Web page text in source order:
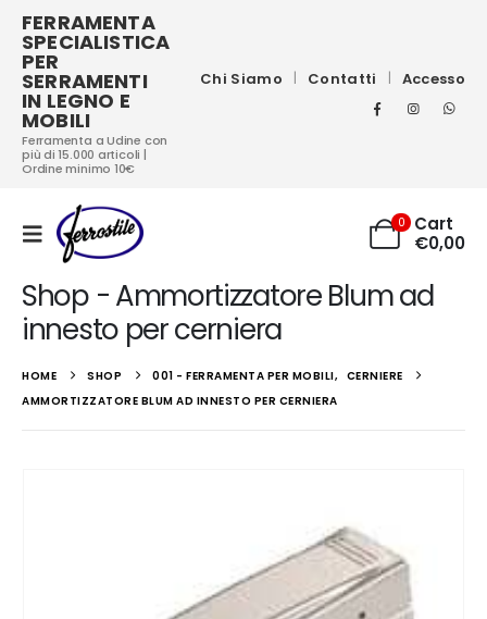
FERRAMENTA
SPECIALISTICA
PER
SERRAMENTI
IN LEGNO E
MOBILI
Ferramenta a Udine con
più di 15.000 articoli |
Ordine minimo 10€
Chi Siamo Contatti Accesso
0
Cart
€0,00
Shop - Ammortizzatore Blum ad
innesto per cerniera
HOME SHOP 001 - FERRAMENTA PER MOBILI, CERNIERE
AMMORTIZZATORE BLUM AD INNESTO PER CERNIERA